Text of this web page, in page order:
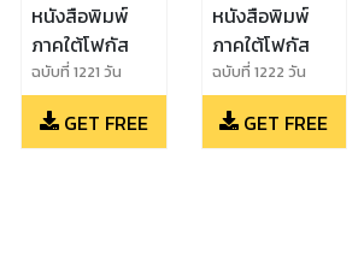
หนังสือพิมพ์
ภาคใต้โฟกัส
ฉบับที่ 1221 วัน
ที่24-
30มกราคม2565
GET FREE
หนังสือพิมพ์
ภาคใต้โฟกัส
ฉบับที่ 1222 วัน
ที่31มกราคม-6กุม
ภาพันธ์2565
GET FREE